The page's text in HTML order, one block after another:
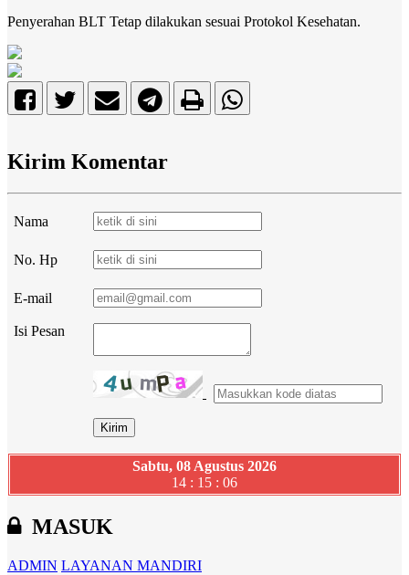
Penyerahan BLT Tetap dilakukan sesuai Protokol Kesehatan.
Kirim Komentar
Nama
No. Hp
E-mail
Isi Pesan
Sabtu, 08 Agustus 2026
14 : 15 : 07
MASUK
ADMIN LAYANAN MANDIRI